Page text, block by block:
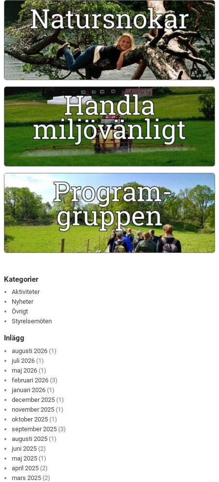
Kategorier
Aktiviteter
Nyheter
Övrigt
Styrelsemöten
Inlägg
augusti 2026 (1)
juli 2026 (1)
maj 2026 (1)
februari 2026 (3)
januari 2026 (1)
december 2025 (1)
november 2025 (1)
oktober 2025 (1)
september 2025 (3)
augusti 2025 (1)
juni 2025 (2)
maj 2025 (1)
april 2025 (2)
mars 2025 (2)